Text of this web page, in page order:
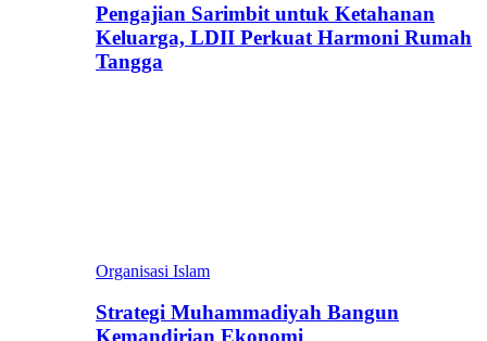
Pengajian Sarimbit untuk Ketahanan
Keluarga, LDII Perkuat Harmoni Rumah
Tangga
Organisasi Islam
Strategi Muhammadiyah Bangun
Kemandirian Ekonomi